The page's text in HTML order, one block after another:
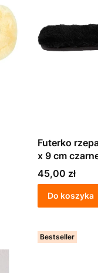
Futerko rzepami ESKADRON 23 cm
x 9 cm
Cena
45,00 zł
Do koszyka
Bestseller